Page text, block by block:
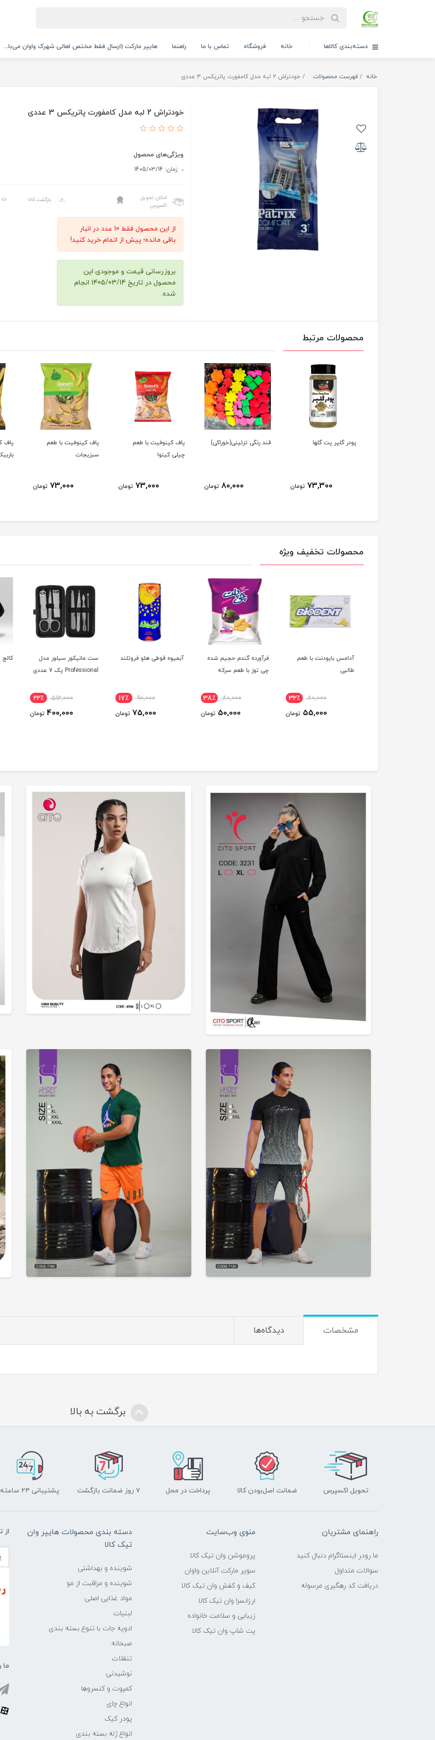
دسته‌بندی کالاها خانه فروشگاه تماس با ما راهنما هایپر مارکت (ارسال فقط مختص اهالی شهرک واوان می‌با...
خانه فهرست محصولات خودتراش 2 لبه مدل کامفورت پاتریکس 3 عددی
خودتراش 2 لبه مدل کامفورت پاتریکس 3 عددی
ویژگی‌های محصول
زمان: 1405/03/14
امکان تحویل
اکسپرس
بازگشت کالا
از این محصول فقط 10 عدد در انبار
باقی مانده؛ پیش از اتمام خرید کنید!
بروزرسانی قیمت و موجودی این
محصول در تاریخ 1405/03/14 انجام
شده.
محصولات مرتبط
پودر گلپر پت گلها
73,300 تومان
قند رنگی تزئینی(خوراکی)
80,000 تومان
پاف کینوفیت با طعم
چیلی کینوا
73,000 تومان
پاف کینوفیت با طعم
سبزیجات
73,000 تومان
پاف
محصولات تخفیف ویژه
آدامس بایودنت با طعم
طالبی
80,000 32٪
55,000 تومان
فرآورده گندم حجیم شده
چی توز با طعم سرکه
80,000 38٪
50,000 تومان
آبمیوه قوطی هلو فروتلند
90,000 17٪
75,000 تومان
ست مانیکور سیلور مدل
Professional پک 7 عددی
512,000 22٪
400,000 تومان
کالج
مشخصات دیدگاه‌ها
برگشت به بالا
تحویل اکسپرس ضمانت اصل‌بودن کالا پرداخت در محل ۷ روز ضمانت بازگشت پشتیبانی ۲۴ ساعته
راهنمای مشتریان
ما رودر اینستاگرام دنبال کنید
سوالات متداول
دریافت کد رهگیری مرسوله
منوی وب‌سایت
پروموشن وان تیک کالا
سوپر مارکت آنلاین واوان
کیف و کفش وان تیک کالا
ارزانسرا وان تیک کالا
زیبایی و سلامت خانواده
پت شاپ وان تیک کالا
دسته بندی محصولات هایپر وان
تیک کالا
شوینده و بهداشتی
شوینده و مراقبت از مو
مواد غذایی اصلی
لبنیات
ادویه جات با تنوع بسته بندی
صبحانه
تنقلات
نوشیدنی
کمپوت و کنسروها
انواع چای
پودر کیک
انواع ژله بسته بندی
از
ما